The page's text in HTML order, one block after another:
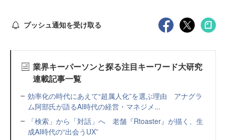
プッシュ通知を受け取る
業界キーパーソンと探る注目キーワード大研究
連載記事一覧
効率化の時代にあえて“超属人化”を選ぶ理由 アナグラ
ム阿部氏が語るAI時代の経営・マネジメ...
「検索」から「対話」へ 老舗『Rtoaster』が描く、生
成AI時代の“出会うUX”